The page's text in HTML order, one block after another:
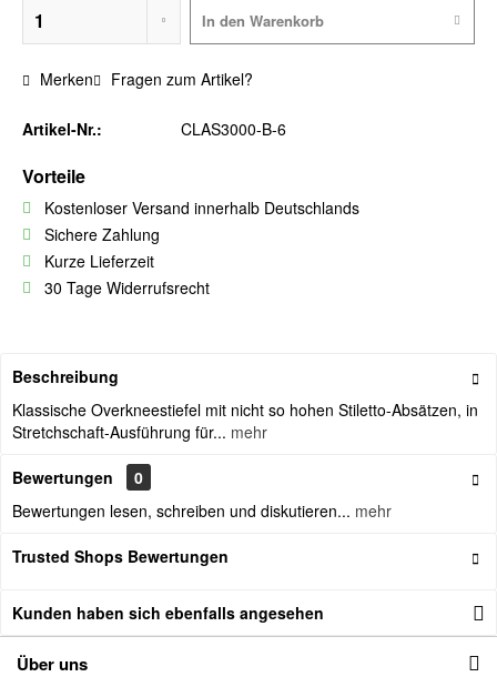
In den Warenkorb
Merken Fragen zum Artikel?
Artikel-Nr.: CLAS3000-B-6
Vorteile
Kostenloser Versand innerhalb Deutschlands
Sichere Zahlung
Kurze Lieferzeit
30 Tage Widerrufsrecht
Beschreibung
Klassische Overkneestiefel mit nicht so hohen Stiletto-Absätzen, in
Stretchschaft-Ausführung für... mehr
Bewertungen
0
Bewertungen lesen, schreiben und diskutieren... mehr
Trusted Shops Bewertungen
Kunden haben sich ebenfalls angesehen
Über uns